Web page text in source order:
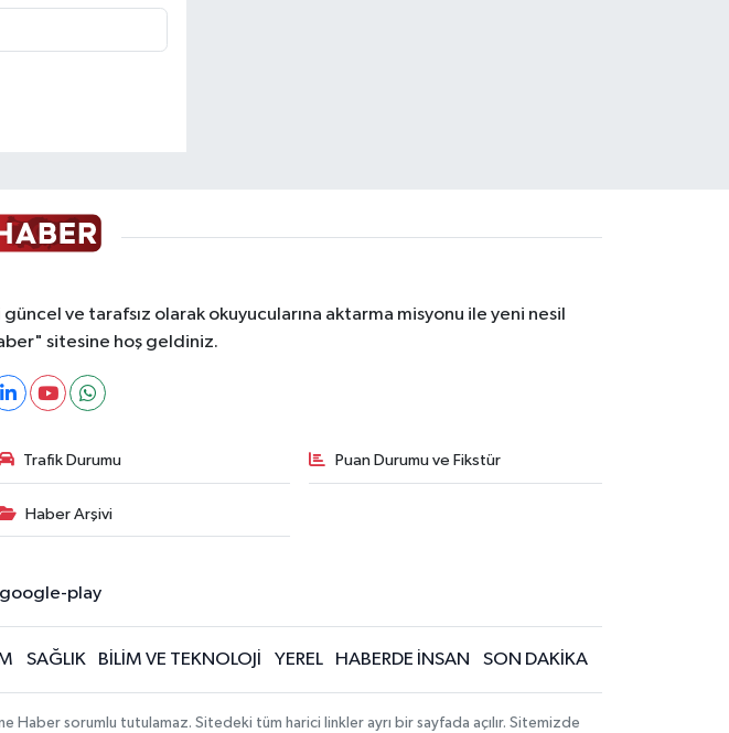
ve tarafsız olarak okuyucularına aktarma misyonu ile yeni nesil
sitesine hoş geldiniz.
Trafik Durumu Puan Durumu ve Fikstür
Haber Arşivi
SAĞLIK BİLİM VE TEKNOLOJİ YEREL HABERDE İNSAN SON DAKİKA
Haber sorumlu tutulamaz. Sitedeki tüm harici linkler ayrı bir sayfada açılır. Sitemizde